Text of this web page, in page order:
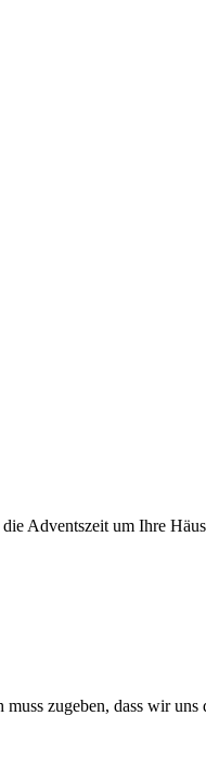
Adventszeit um Ihre
zugeben, dass wir uns